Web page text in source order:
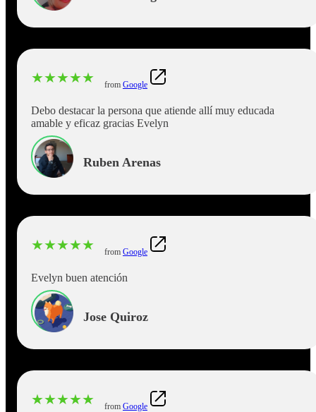
★★★★★ from Google
Debo destacar la persona que atiende allí muy educada
amable y eficaz gracias Evelyn
Ruben Arenas
★★★★★ from Google
Evelyn buen atención
Jose Quiroz
★★★★★ from Google